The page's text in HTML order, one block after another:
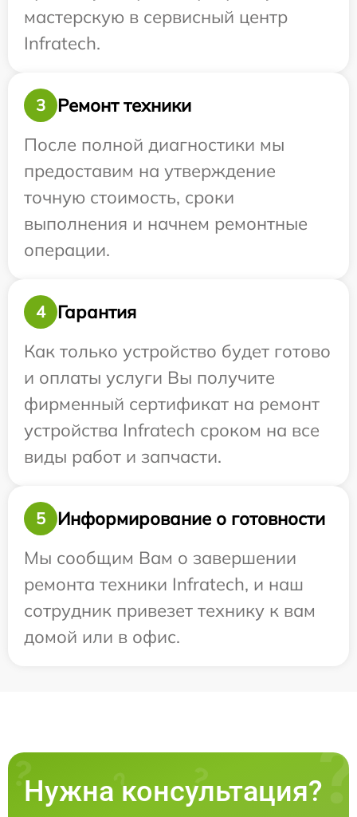
мастерскую в сервисный центр
Infratech.
3
Ремонт техники
После полной диагностики мы
предоставим на утверждение
точную стоимость, сроки
выполнения и начнем ремонтные
операции.
4
Гарантия
Как только устройство будет готово
и оплаты услуги Вы получите
фирменный сертификат на ремонт
устройства Infratech сроком на все
виды работ и запчасти.
5
Информирование о готовности
Мы сообщим Вам о завершении
ремонта техники Infratech, и наш
сотрудник привезет технику к вам
домой или в офис.
Нужна консультация?